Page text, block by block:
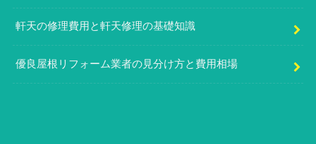
軒天の修理費用と軒天修理の基礎知識
優良屋根リフォーム業者の見分け方と費用相場